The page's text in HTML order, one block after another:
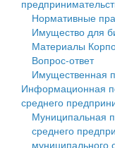
Государственные
Промышленность
Экономика и
...
Символика
Устав
Гостям округа
Туризм
Культура
муниципального
Администрация
Тверской области
Управление
Открытые данные
Финансовое
Бюджет для
Имущество
Выявление
объектов
Нормативные
Имущество для
Материалы
Вопрос-ответ
Имущественная
Информационная
среднего
Муниципальная
среднего
муниципального